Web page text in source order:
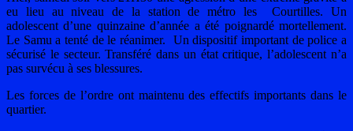
eu lieu au niveau de la station de métro les Courtilles. Un
adolescent d’une quinzaine d’année a été poignardé mortellement.
Le Samu a tenté de le réanimer. Un dispositif important de police a
sécurisé le secteur. Transféré dans un état critique, l’adolescent n’a
pas survécu à ses blessures.
Les forces de l’ordre ont maintenu des effectifs importants dans le
quartier.